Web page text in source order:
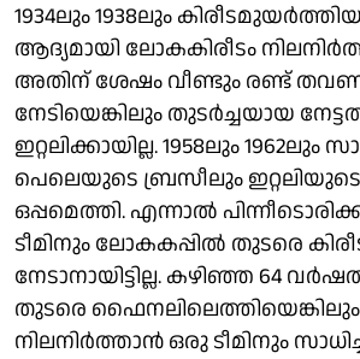
1934ലും 1938ലും
ആദ്യമായി ലോകകിരീടം
അതിന് ശേഷം വീണ്ടും രണ്ട് തവണ
നേടിയെങ്കിലും തുടർച്ചയായ
ഇറ്റലിക്കായില്ല. 1958ലും 1962ലും
പെലെയുടെ ബ്രസീലും ഇറ്റലിയുടെ
ഒപ്പമെത്തി. എന്നാൽ
ടീമിനും ലോകകപ്പിൽ തുടരെ
നേടാനായിട്ടില്ല. കഴിഞ്ഞ 64
തുടരെ ഫൈനലിലെത്തിയെങ്കിലും
നിലനിർത്താൻ ഒരു ടീമിനും